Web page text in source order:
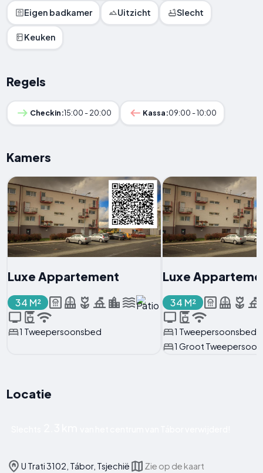
Eigen badkamer Uitzicht Slecht
Keuken
Regels
Checkin:15:00 - 20:00 Kassa:09:00 - 10:00
Kamers
Luxe Appartement
34 M²
1 Tweepersoonsbed
Luxe
34 M²
1 Tweepersoonsbed
1 Groot
Locatie
U Trati 3102, Tábor, Tsjechië Zie op de kaart